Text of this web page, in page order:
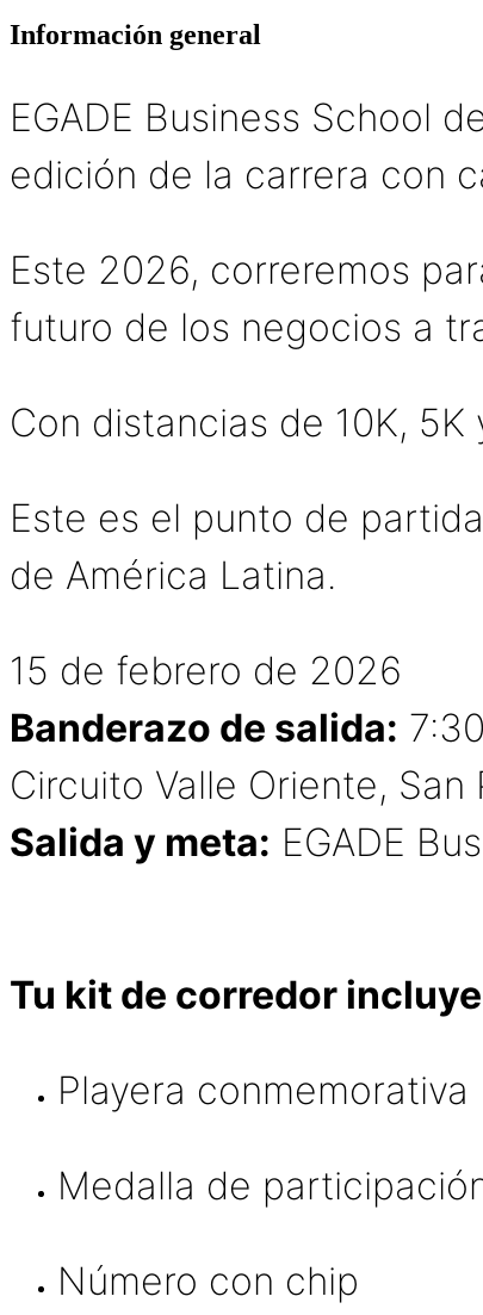
Información general
EGADE Business School
edición de la carrera con
Este 2026, correremos
futuro de los negocios a
Con distancias de 10K,
Este es el punto de
de América Latina.
15 de febrero de 2026
Banderazo de salida:
Circuito Valle Oriente,
Salida y meta: EGADE
Tu kit de corredor
Playera conmemorativa
Medalla de
Número con chip